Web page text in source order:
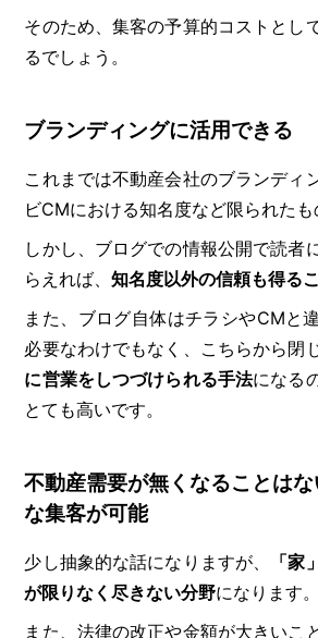
そのため、集客の予算的コストとし
るでしょう。
ブランディングに活用できる
これまでは不動産会社のブランディ
ビCMにおける知名度など限られたも
しかし、ブログでの情報公開で読者
らえれば、知名度以外の信頼も得る
また、ブログ自体はチラシやCMと
必要なわけでもなく、こちらから閉
に営業をしつづけられる手法になる
とても高いです。
不動産需要が無くなることは
な集客が可能
少し抽象的な話になりますが、
「家
が限りなく尽きない分野になります。
また、法律の改正や金額が大きいこ